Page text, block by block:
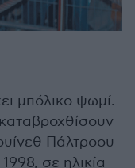
μπόλικο ψωμί.
Πάλτροου
σε ηλικία